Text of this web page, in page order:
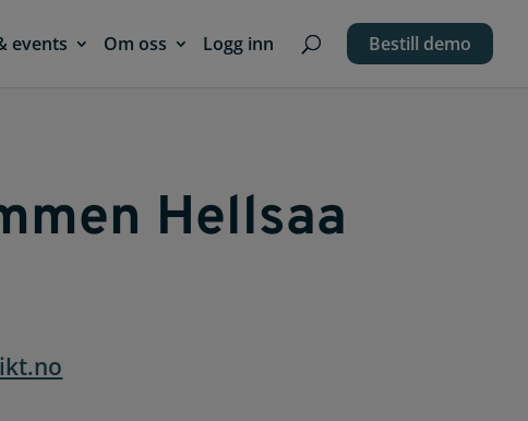
events Om oss Logg inn Bestill demo
Hellsaa